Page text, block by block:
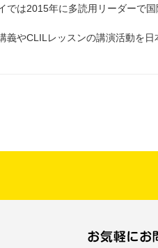
では2015年に多読用リーダーで
義やCLILレッスンの講演活動を日